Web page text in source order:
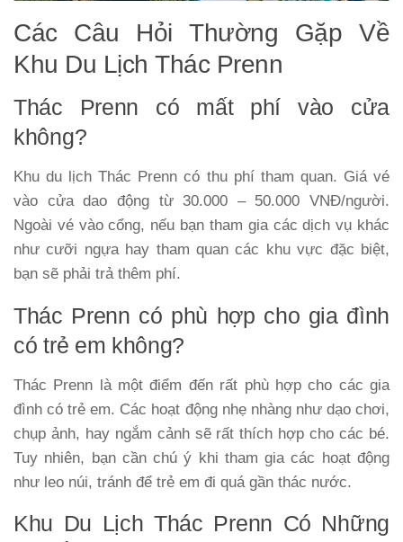
Các Câu Hỏi Thường Gặp Về
Khu Du Lịch Thác Prenn
Thác Prenn có mất phí vào cửa
không?
Khu du lịch Thác Prenn có thu phí tham quan. Giá vé
vào cửa dao động từ 30.000 – 50.000 VNĐ/người.
Ngoài vé vào cổng, nếu bạn tham gia các dịch vụ khác
như cưỡi ngựa hay tham quan các khu vực đặc biệt,
bạn sẽ phải trả thêm phí.
Thác Prenn có phù hợp cho gia đình
có trẻ em không?
Thác Prenn là một điểm đến rất phù hợp cho các gia
đình có trẻ em. Các hoạt động nhẹ nhàng như dạo chơi,
chụp ảnh, hay ngắm cảnh sẽ rất thích hợp cho các bé.
Tuy nhiên, bạn cần chú ý khi tham gia các hoạt động
như leo núi, tránh để trẻ em đi quá gần thác nước.
Khu Du Lịch Thác Prenn Có Những